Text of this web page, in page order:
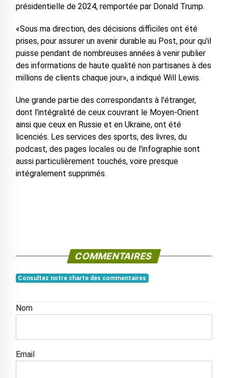
présidentielle de 2024, remportée par Donald Trump.
«Sous ma direction, des décisions difficiles ont été
prises, pour assurer un avenir durable au Post, pour qu'il
puisse pendant de nombreuses années à venir publier
des informations de haute qualité non partisanes à des
millions de clients chaque jour», a indiqué Will Lewis.
Une grande partie des correspondants à l'étranger,
dont l'intégralité de ceux couvrant le Moyen-Orient
ainsi que ceux en Russie et en Ukraine, ont été
licenciés. Les services des sports, des livres, du
podcast, des pages locales ou de l'infographie sont
aussi particulièrement touchés, voire presque
intégralement supprimés.
COMMENTAIRES
Consultez notre charte des commentaires
Nom
Email